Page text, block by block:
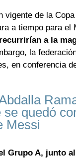
vigente de la
a tiempo para el
a la
la
en conferencia
se quedó
Messi
Grupo A, junto